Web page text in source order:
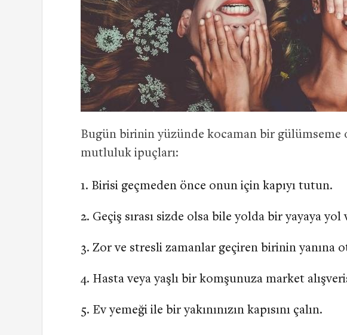
Bugün birinin yüzünde kocaman bir gülümseme
mutluluk ipuçları:
Birisi geçmeden önce onun için kapıyı tutun.
Geçiş sırası sizde olsa bile yolda bir yayaya yol
Zor ve stresli zamanlar geçiren birinin yanına
Hasta veya yaşlı bir komşunuza market
Ev yemeği ile bir yakınınızın kapısını çalın.